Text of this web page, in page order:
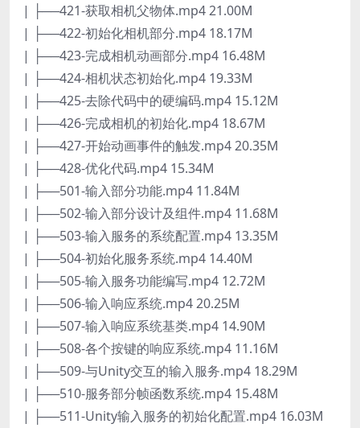
| ├──421-获取相机父物体.mp4 21.00M
| ├──422-初始化相机部分.mp4 18.17M
| ├──423-完成相机动画部分.mp4 16.48M
| ├──424-相机状态初始化.mp4 19.33M
| ├──425-去除代码中的硬编码.mp4 15.12M
| ├──426-完成相机的初始化.mp4 18.67M
| ├──427-开始动画事件的触发.mp4 20.35M
| ├──428-优化代码.mp4 15.34M
| ├──501-输入部分功能.mp4 11.84M
| ├──502-输入部分设计及组件.mp4 11.68M
| ├──503-输入服务的系统配置.mp4 13.35M
| ├──504-初始化服务系统.mp4 14.40M
| ├──505-输入服务功能编写.mp4 12.72M
| ├──506-输入响应系统.mp4 20.25M
| ├──507-输入响应系统基类.mp4 14.90M
| ├──508-各个按键的响应系统.mp4 11.16M
| ├──509-与Unity交互的输入服务.mp4 18.29M
| ├──510-服务部分帧函数系统.mp4 15.48M
| ├──511-Unity输入服务的初始化配置.mp4 16.03M